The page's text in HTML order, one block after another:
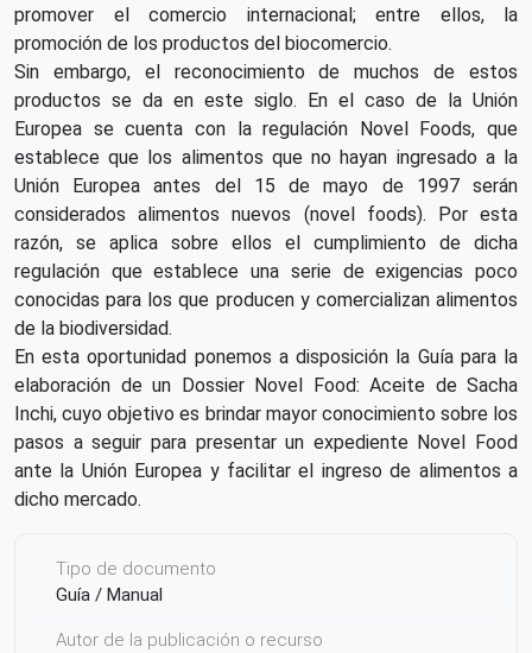
promover el comercio internacional; entre ellos, la
promoción de los productos del biocomercio.
Sin embargo, el reconocimiento de muchos de estos
productos se da en este siglo. En el caso de la Unión
Europea se cuenta con la regulación Novel Foods, que
establece que los alimentos que no hayan ingresado a la
Unión Europea antes del 15 de mayo de 1997 serán
considerados alimentos nuevos (novel foods). Por esta
razón, se aplica sobre ellos el cumplimiento de dicha
regulación que establece una serie de exigencias poco
conocidas para los que producen y comercializan alimentos
de la biodiversidad.
En esta oportunidad ponemos a disposición la Guía para la
elaboración de un Dossier Novel Food: Aceite de Sacha
Inchi, cuyo objetivo es brindar mayor conocimiento sobre los
pasos a seguir para presentar un expediente Novel Food
ante la Unión Europea y facilitar el ingreso de alimentos a
dicho mercado.
Tipo de documento
Guía / Manual
Autor de la publicación o recurso